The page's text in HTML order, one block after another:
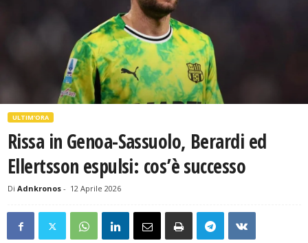
ULTIM'ORA
Rissa in Genoa-Sassuolo, Berardi ed
Ellertsson espulsi: cos’è successo
Di Adnkronos - 12 Aprile 2026